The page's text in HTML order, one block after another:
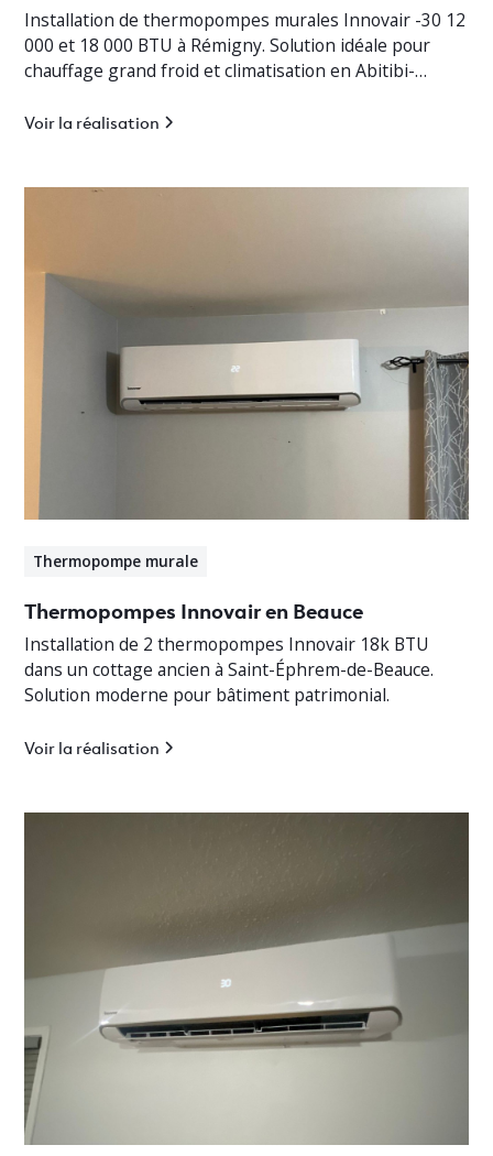
Installation de thermopompes murales Innovair -30 12
000 et 18 000 BTU à Rémigny. Solution idéale pour
chauffage grand froid et climatisation en Abitibi-
Voir la réalisation
Thermopompe murale
Thermopompes Innovair en Beauce
Installation de 2 thermopompes Innovair 18k BTU
dans un cottage ancien à Saint-Éphrem-de-Beauce.
Solution moderne pour bâtiment patrimonial.
Voir la réalisation